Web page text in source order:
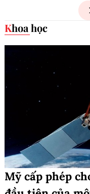
Khoa học
Mỹ cấp phép